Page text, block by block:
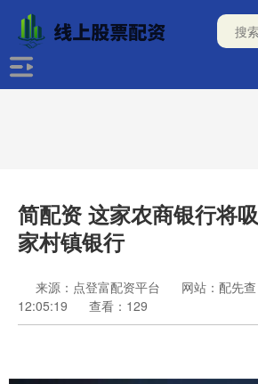
简配资 这家农商银行将
家村镇银行
来源：点登富配资平台 网站：配先查
12:05:19
查看：129